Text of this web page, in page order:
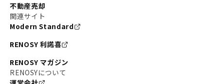
不動産売却
関連サイト
Modern Standard
RENOSY 利諾喜
RENOSY マガジン
RENOSYについて